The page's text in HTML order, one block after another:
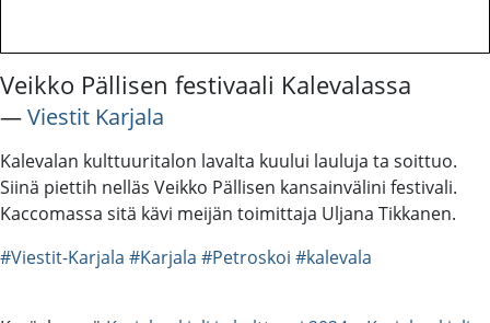
Veikko Pällisen festivaali Kalevalassa
―Viestit Karjala
Kalevalan kulttuuritalon lavalta kuului lauluja ta soittuo.
Siinä piettih nelläs Veikko Pällisen kansainvälini festivali.
Kaccomassa sitä kävi meijän toimittaja Uljana Tikkanen.
#Viestit-Karjala #Karjala #Petroskoi #kalevala